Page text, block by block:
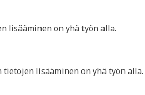
lisääminen on yhä työn alla.
tietojen lisääminen on yhä työn alla.